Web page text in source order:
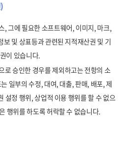
, 그에 필요한 소프트웨어, 이미지, 마크,
및 상표등과 관련된 지적재산권 및 기
이 있습니다.
로 승인한 경우를 제외하고는 전항의 소
일부의 수정, 대여, 대출, 판매, 배포, 제
설정 행위, 상업적 이용 행위를 할 수 없으
행위를 하도록 허락할 수 없습니다.